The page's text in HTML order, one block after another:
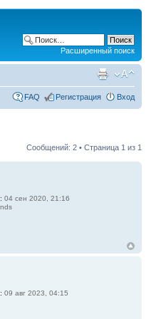
Расширенный поиск
FAQ Регистрация Вход
Сообщений: 2 • Страница 1 из 1
04 сен 2020, 21:16
09 авг 2023, 04:15